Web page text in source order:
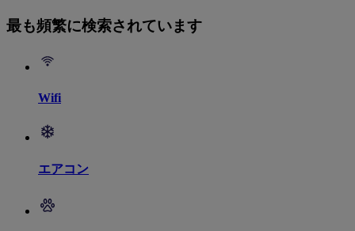
最も頻繁に検索されています
Wifi
エアコン